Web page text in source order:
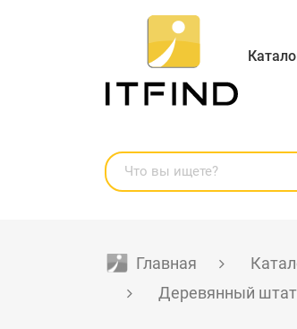
Главная
Деревянный